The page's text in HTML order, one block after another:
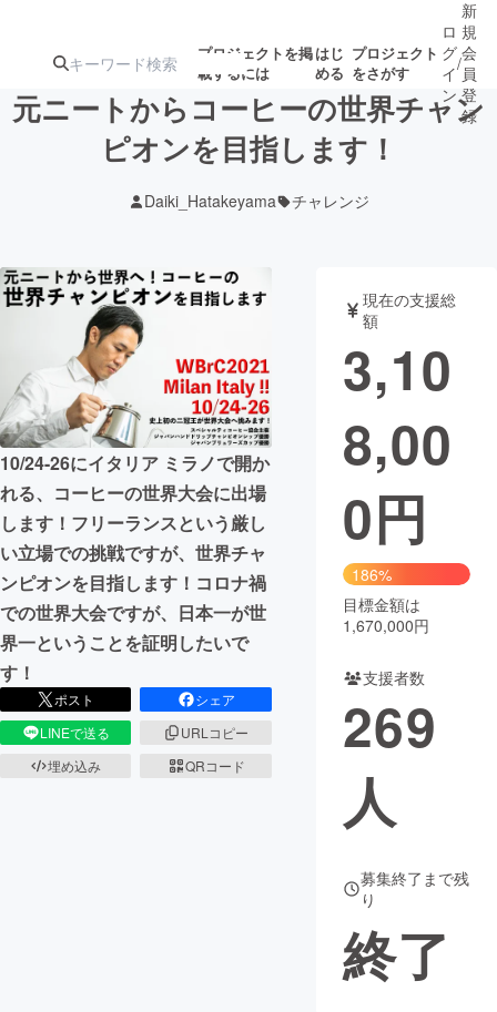
プロジェクトを掲
載するには
はじ
める
プロジェクト
をさがす
ターン
ジェクト
ロジェクト
アート・写真 音楽
テクノロジー・ガジェット ゲーム・サ
映像・映画
ビジネス・起業
まちづくり・地域活性化
CAMPFIRE for Social Good
CAMPFIRE Creation
CAMPFIREふるさと納税
コミュニティ
ロ
グ
イ
ン
/
新
規
会
員
登
録
元ニートからコーヒーの世界チャン
ピオンを目指します！
Daiki_Hatakeyama チャレンジ
10/24-26にイタリア ミラノで開か
れる、コーヒーの世界大会に出場
します！フリーランスという厳し
い立場での挑戦ですが、世界チャ
ンピオンを目指します！コロナ禍
での世界大会ですが、日本一が世
界一ということを証明したいで
す！
ポスト
シェア
LINEで送る
URLコピー
埋め込み
QRコード
現在の支援総
額
3,10
8,00
0円
186%
目標金額は
1,670,000円
支援者数
269
人
募集終了まで残
り
終了